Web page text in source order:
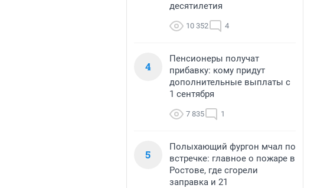
десятилетия
10 352 4
4
Пенсионеры получат
прибавку: кому придут
дополнительные выплаты с
1 сентября
7 835 1
5
Полыхающий фургон мчал по
встречке: главное о пожаре в
Ростове, где сгорели
заправка и 21